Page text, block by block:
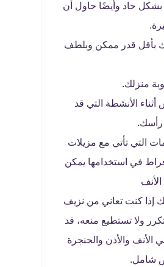
حاد وأيضًا حاول أن
بأقل قدر ممكن وبلطف
منزلك.
أثناء الأنشطة التي قد
رأسك.
التي تأتي مع مزيلات
في استخدامها يمكن
إذا كنت تعاني من نزيف
ولا تستطيع منعه، قد
الأنف والأذن والحنجرة
شامل.